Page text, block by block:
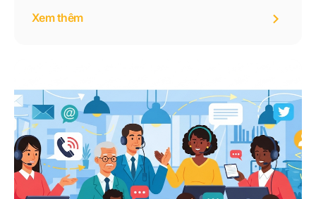
hóa, bỏ quên sau bán, xử lý khiếu nại kém hay
Xem thêm